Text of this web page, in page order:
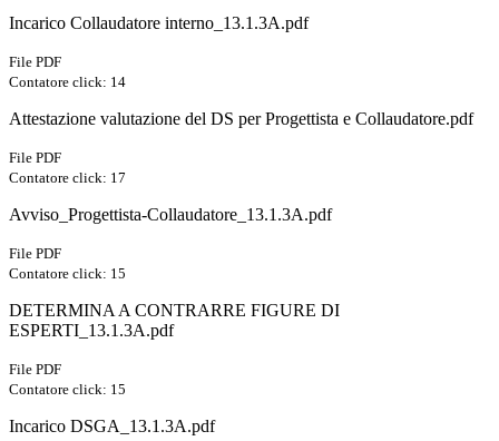
Incarico Collaudatore interno_13.1.3A.pdf
File PDF
Contatore click: 14
Attestazione valutazione del DS per Progettista e Collaudatore.pdf
File PDF
Contatore click: 17
Avviso_Progettista-Collaudatore_13.1.3A.pdf
File PDF
Contatore click: 15
DETERMINA A CONTRARRE FIGURE DI
ESPERTI_13.1.3A.pdf
File PDF
Contatore click: 15
Incarico DSGA_13.1.3A.pdf